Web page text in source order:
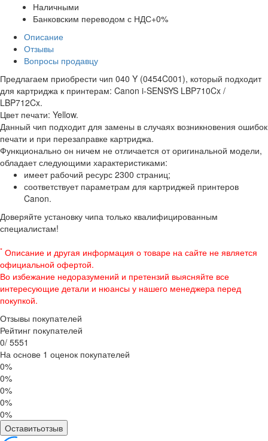
Наличными
Банковским переводом с НДС+0%
Описание
Отзывы
Вопросы продавцу
Предлагаем приобрести чип 040 Y (0454C001), который подходит
для картриджа к принтерам: Canon i-SENSYS LBP710Cx /
LBP712Cx.
Цвет печати: Yellow.
Данный чип подходит для замены в случаях возникновения ошибок
печати и при перезаправке картриджа.
Функционально он ничем не отличается от оригинальной модели,
обладает следующими характеристиками:
имеет рабочий ресурс 2300 страниц;
соответствует параметрам для картриджей принтеров
Canon.
Доверяйте установку чипа только квалифицированным
специалистам!
* Описание и другая информация о товаре на сайте не является
официальной офертой.
Во избежание недоразумений и претензий выясняйте все
интересующие детали и нюансы у нашего менеджера перед
покупкой.
Отзывы покупателей
Рейтинг покупателей
0/ 5551
На основе 1 оценок покупателей
0%
0%
0%
0%
0%
Оставитьотзыв